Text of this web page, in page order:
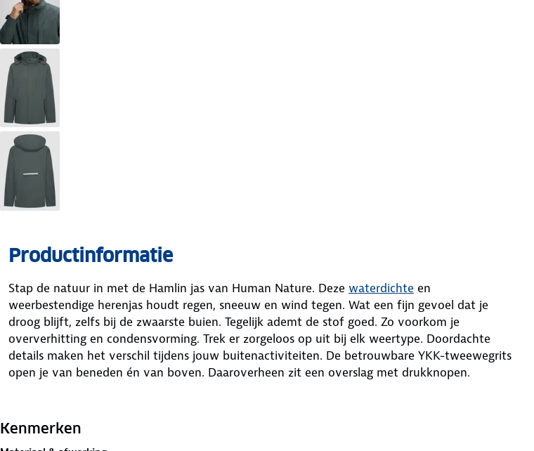
Productinformatie
Stap de natuur in met de Hamlin jas van Human Nature. Deze waterdichte en
weerbestendige herenjas houdt regen, sneeuw en wind tegen. Wat een fijn gevoel dat je
droog blijft, zelfs bij de zwaarste buien. Tegelijk ademt de stof goed. Zo voorkom je
oververhitting en condensvorming. Trek er zorgeloos op uit bij elk weertype. Doordachte
details maken het verschil tijdens jouw buitenactiviteiten. De betrouwbare YKK-tweewegrits
open je van beneden én van boven. Daaroverheen zit een overslag met drukknopen.
wanneer je dat wilt, zo bepaal je zelf hoeveel bescherming je nodig hebt. Stel de manchetten,
Kenmerken